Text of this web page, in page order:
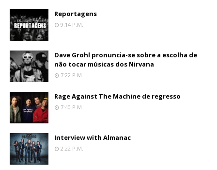
Reportagens
9:14 P.m.
Dave Grohl pronuncia-se sobre a escolha de
não tocar músicas dos Nirvana
7:22 P.m.
Rage Against The Machine de regresso
7:40 P.m.
Interview with Almanac
2:22 P.m.